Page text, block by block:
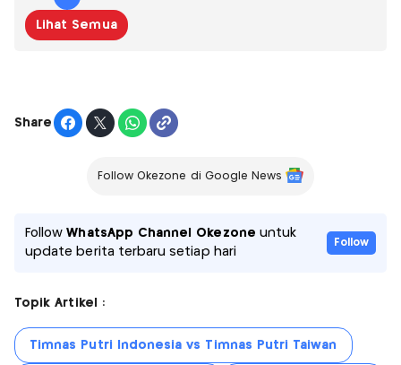
Lihat Semua
Share
Follow Okezone di Google News
FollowWhatsApp Channel Okezone untuk
update berita terbaru setiap hari
Follow
Topik Artikel :
Timnas Putri Indonesia vs Timnas Putri Taiwan